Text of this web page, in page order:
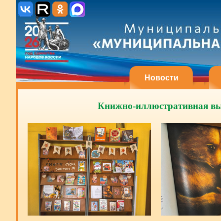
Новости
Книжно-иллюстративная